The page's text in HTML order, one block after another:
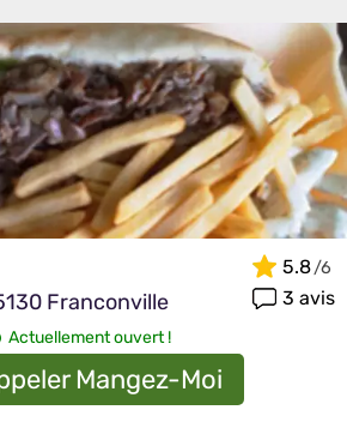
Franconville
5.8
3 avis
Actuellement ouvert !
Mangez-Moi